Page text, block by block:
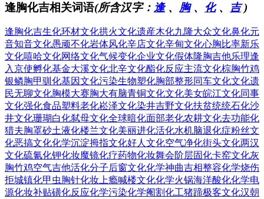
逢胸化吉相关词语(所含汉字： 逢、 胸、 化、 吉)
逢胸化吉生化环材文化拱火文化遗産木化九隆大众文化鼻化元
音知音文化愚顽不化岩体风化辛店文化辛甸文化心胸比率新乐
文化嘻哈文化网络文化气候变化企业文化假体隆胸吉他乐理逢
入京使孵化基金大溪文化北辛文化酯化反应主流文化棕胸竹鸡
银鳞胸甲驯化基因文化污染生物塑化胸部整形同车文化文化遗
民无聊文化胸模大赛胸大有脑青铜文化文化美女皖江文化同事
文化强化食品塑料老化崧泽文化染井吉野文化扶贫统统石化沙
井文化珊瑚白化弑母文化全球暗化面部老化农耕文化去功能化
猎夫胸罩砂土液化楼兰文化美丽进化活化水机脑退化症粉丝文
化恶搞文化化学沉淀拇指文化好人文化空气净化街头文化两汉
文化硫氰化钾化妆魔镜化疗药物化妆舞会阶层固化卡窑文化灰
胸竹鸡空气吉他活化分子后窗文化化学神曲吉相整容化学烧伤
拒城镇化甲虫胸针化妆上瘾喊楼文化化学火锅海洋酸化化学电
源化妆补贴磺化反应化学污染化学阉割化工猪蹄极客文化汉朝